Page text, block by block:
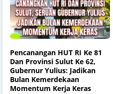
Pencanangan HUT RI Ke 81
Dan Provinsi Sulut Ke 62,
Gubernur Yulius: Jadikan
Bulan Kemerdekaan
Momentum Kerja Keras